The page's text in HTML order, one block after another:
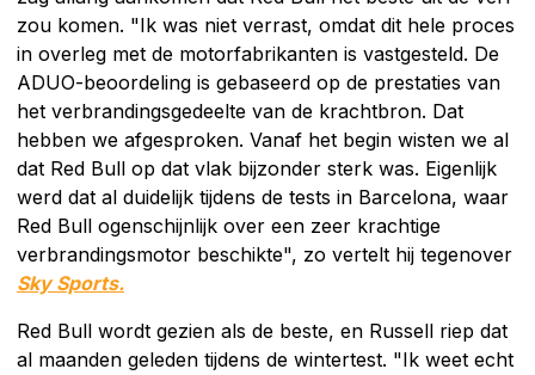
zou komen. "Ik was niet verrast, omdat dit hele proces
in overleg met de motorfabrikanten is vastgesteld. De
ADUO-beoordeling is gebaseerd op de prestaties van
het verbrandingsgedeelte van de krachtbron. Dat
hebben we afgesproken. Vanaf het begin wisten we al
dat Red Bull op dat vlak bijzonder sterk was. Eigenlijk
werd dat al duidelijk tijdens de tests in Barcelona, waar
Red Bull ogenschijnlijk over een zeer krachtige
verbrandingsmotor beschikte", zo vertelt hij tegenover
Sky Sports.
Red Bull wordt gezien als de beste, en Russell riep dat
al maanden geleden tijdens de wintertest. "Ik weet echt